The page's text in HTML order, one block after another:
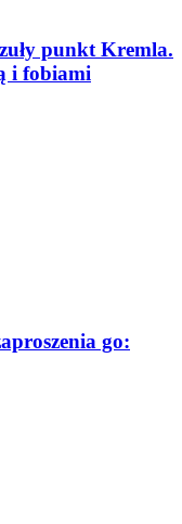
punkt Kremla.
i fobiami
go: